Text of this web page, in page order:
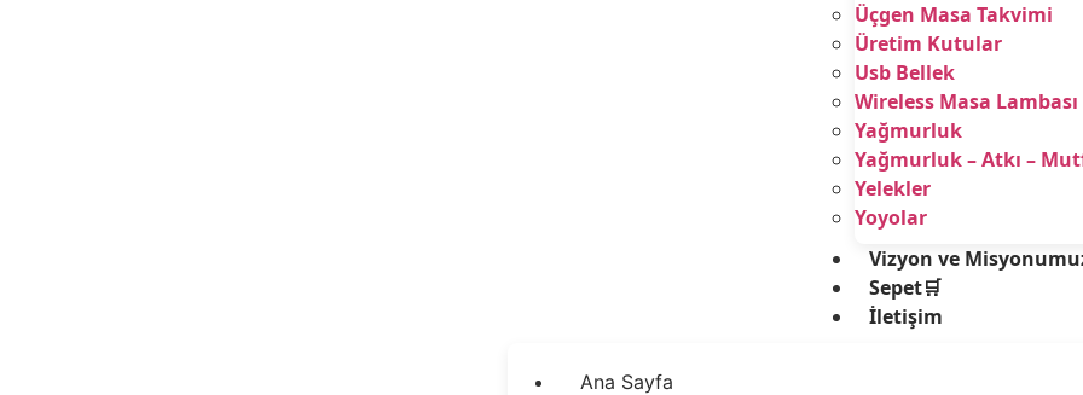
Üçgen Masa Takvimi
Üretim Kutular
Usb Bellek
Wireless Masa Lambası
Yağmurluk
Yağmurluk – Atkı –
Yelekler
Yoyolar
Vizyon ve
Sepet🛒
İletişim
Ana Sayfa